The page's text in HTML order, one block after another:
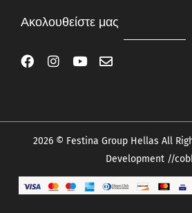
Ακολουθείστε μας
2026 © Festina Group Hellas All
Development//